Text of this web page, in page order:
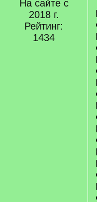
На сайте с
2018 г.
Рейтинг:
1434